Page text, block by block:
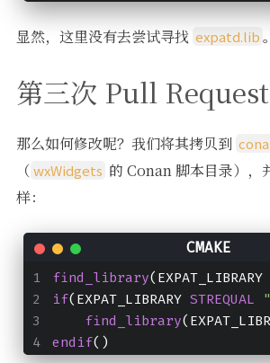
显然，这里没有去尝试寻找 expatd.lib。
第三次 Pull Request
那么如何修改呢？我们将其拷贝到
（wxWidgets 的 Conan 脚本目录），
样：
find_library
if(EXPAT_LIBRARY STREQUAL
find_library
endif()